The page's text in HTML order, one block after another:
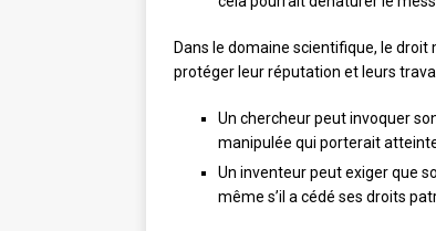
Dans le domaine scientifique, le
protéger leur réputation et leurs
Un chercheur peut invoquer
manipulée qui porterait
Un inventeur peut exiger que
même s’il a cédé ses droits